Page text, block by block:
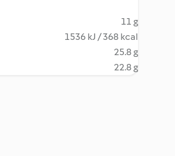
11 g
1536 kJ / 368 kcal
25.8 g
22.8 g